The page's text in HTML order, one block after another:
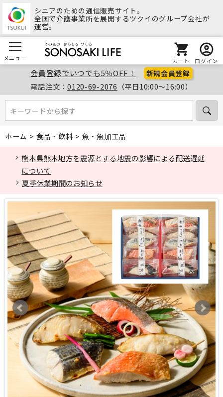
シニアのための通信販売サイト。
全国で介護事業所を展開するツクイのグループ会社が
運営。
メニュー カート ログイン
会員登録でいつでも5％OFF！ 新規会員登録
電話注文：0120-69-2076 （平日10:00～16:00）
キーワードから探す
キーワードから探す
ホーム > 食品・飲料 > 魚・魚加工品
熊本県熊本地方を震源とする地震の影響による配送遅延
について
夏季休業期間のお知らせ